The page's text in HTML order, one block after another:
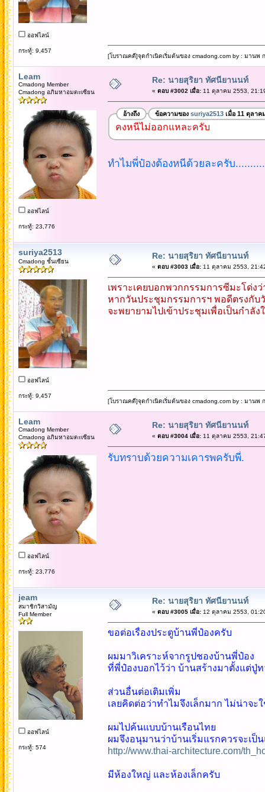
ออฟไลน์
กระทู้: 9,457
[โบราณคดี]จุดกำเนิดเริ่มต้นของ cmadong.com by : มานพ
Leam
Cmadong Member
Cmadong อภิมหาอมตะเซียน
ออฟไลน์
กระทู้: 23,776
Re: นายสุริยา ทัศนียานนท์
« ตอบ #3002 เมื่อ:11 ตุลาคม 2553,
อ้างถึง ข้อความของ suriya2513เมื่อ 11 ตุลาค
คงหนีไม่ออกแหละครับ
ทำไมพี่ป๋องต้องหนีด้วยละครับ
suriya2513
Cmadong ชั้นเซียน
ออฟไลน์
กระทู้: 9,457
Re: นายสุริยา ทัศนียานนท์
« ตอบ #3003 เมื่อ:11 ตุลาคม 2553,
เพราะเคยบอกพวกกรรมการซีมะโด่งว่
หากวันประชุมกรรมการฯ พอดีตรงกับ
จะพยายามไปเข้าประชุมเพื่อเป็นกำลัง
[โบราณคดี]จุดกำเนิดเริ่มต้นของ cmadong.com by : มานพ
Leam
Cmadong Member
Cmadong อภิมหาอมตะเซียน
ออฟไลน์
กระทู้: 23,776
Re: นายสุริยา ทัศนียานนท์
« ตอบ #3004 เมื่อ:11 ตุลาคม 2553,
รับทราบด้วยความเคารพครับพี่.
jeam
สมาชิกวิสามัญ
Full Member
ออฟไลน์
กระทู้: 574
Re: นายสุริยา ทัศนียานนท์
« ตอบ #3005 เมื่อ:12 ตุลาคม 2553,
ขอต่อเรื่องประตูบ้านพี่ป๋องครับ
ผมมาวิเคราะห์จากรูปชองบ้านพี่ป๋อง
ที่พี่ป๋องบอกไว้ว่า บ้านสร้างมาตั้งแต่ปู่
ส่วนอื่นต่อเติมเพิ่ม
เลยคิดต่อว่าทำไมจึงเล็กมาก ไม่น่าจะ
ผมไปค้นแบบบ้านเรือนไทย
ผมจึงอนุมานว่าบ้านเริ่มแรกควรจะเป็
http://www.thai-architecture.com/
มีห้องใหญ่ และห้องเล็กครับ